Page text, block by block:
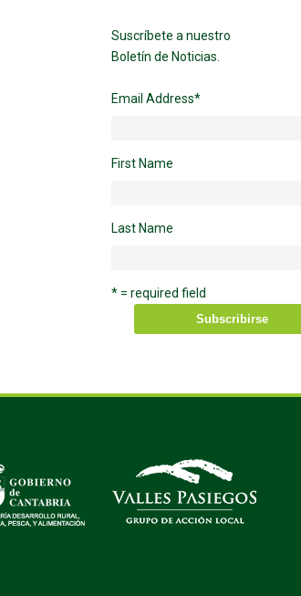
Suscríbete a nuestro
Boletín de Noticias.
Email Address*
First Name
Last Name
* = required field